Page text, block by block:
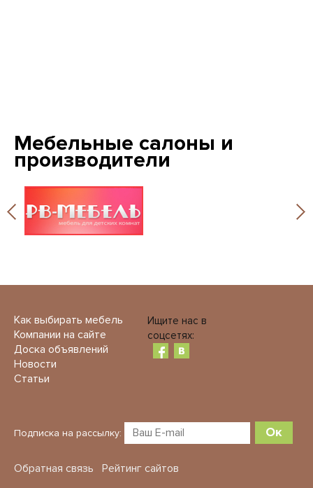
Мебельные салоны и
производители
Как выбирать мебель
Компании на сайте
Доска объявлений
Новости
Статьи
Ищите нас в
соцсетях:
Подписка на рассылку: Ок
Обратная связь Рейтинг сайтов